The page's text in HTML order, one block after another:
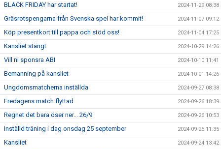
BLACK FRIDAY har startat! 2024-11-29 08:38
Gräsrotspengarna från Svenska spel har kommit! 2024-11-07 09:12
Köp presentkort till pappa och stöd oss! 2024-11-04 17:25
Kansliet stängt 2024-10-29 14:26
Vill ni sponsra ABI 2024-10-10 11:41
Bemanning på kansliet 2024-10-01 14:26
Ungdomsmatcherna inställda 2024-09-27 08:38
Fredagens match flyttad 2024-09-26 18:39
Regnet det bara öser ner... 26/9 2024-09-26 10:53
Inställd träning i dag onsdag 25 september 2024-09-25 11:35
Kansliet 2024-09-24 13:42